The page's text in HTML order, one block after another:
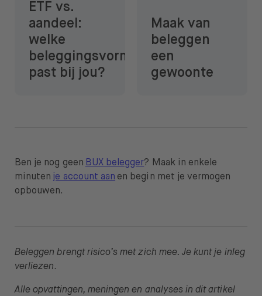
ETF vs.
aandeel:
welke
beleggingsvorm
past bij jou?
Maak van
beleggen
een
gewoonte
Ben je nog geen BUX belegger? Maak in enkele
minuten je account aan en begin met je vermogen
opbouwen.
Beleggen brengt risico’s met zich mee. Je kunt je inleg
verliezen.
Alle opvattingen, meningen en analyses in dit artikel